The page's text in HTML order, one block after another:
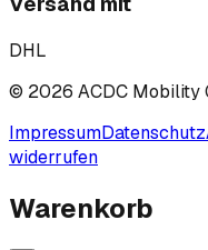
DHL
© 2026 ACDC Mobility
ImpressumDatenschutz
widerrufen
Warenkorb